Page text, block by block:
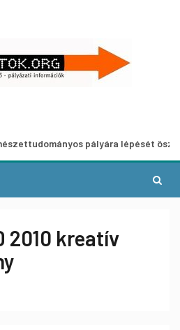
pályára lépését ösztönző,
2010 kreatív